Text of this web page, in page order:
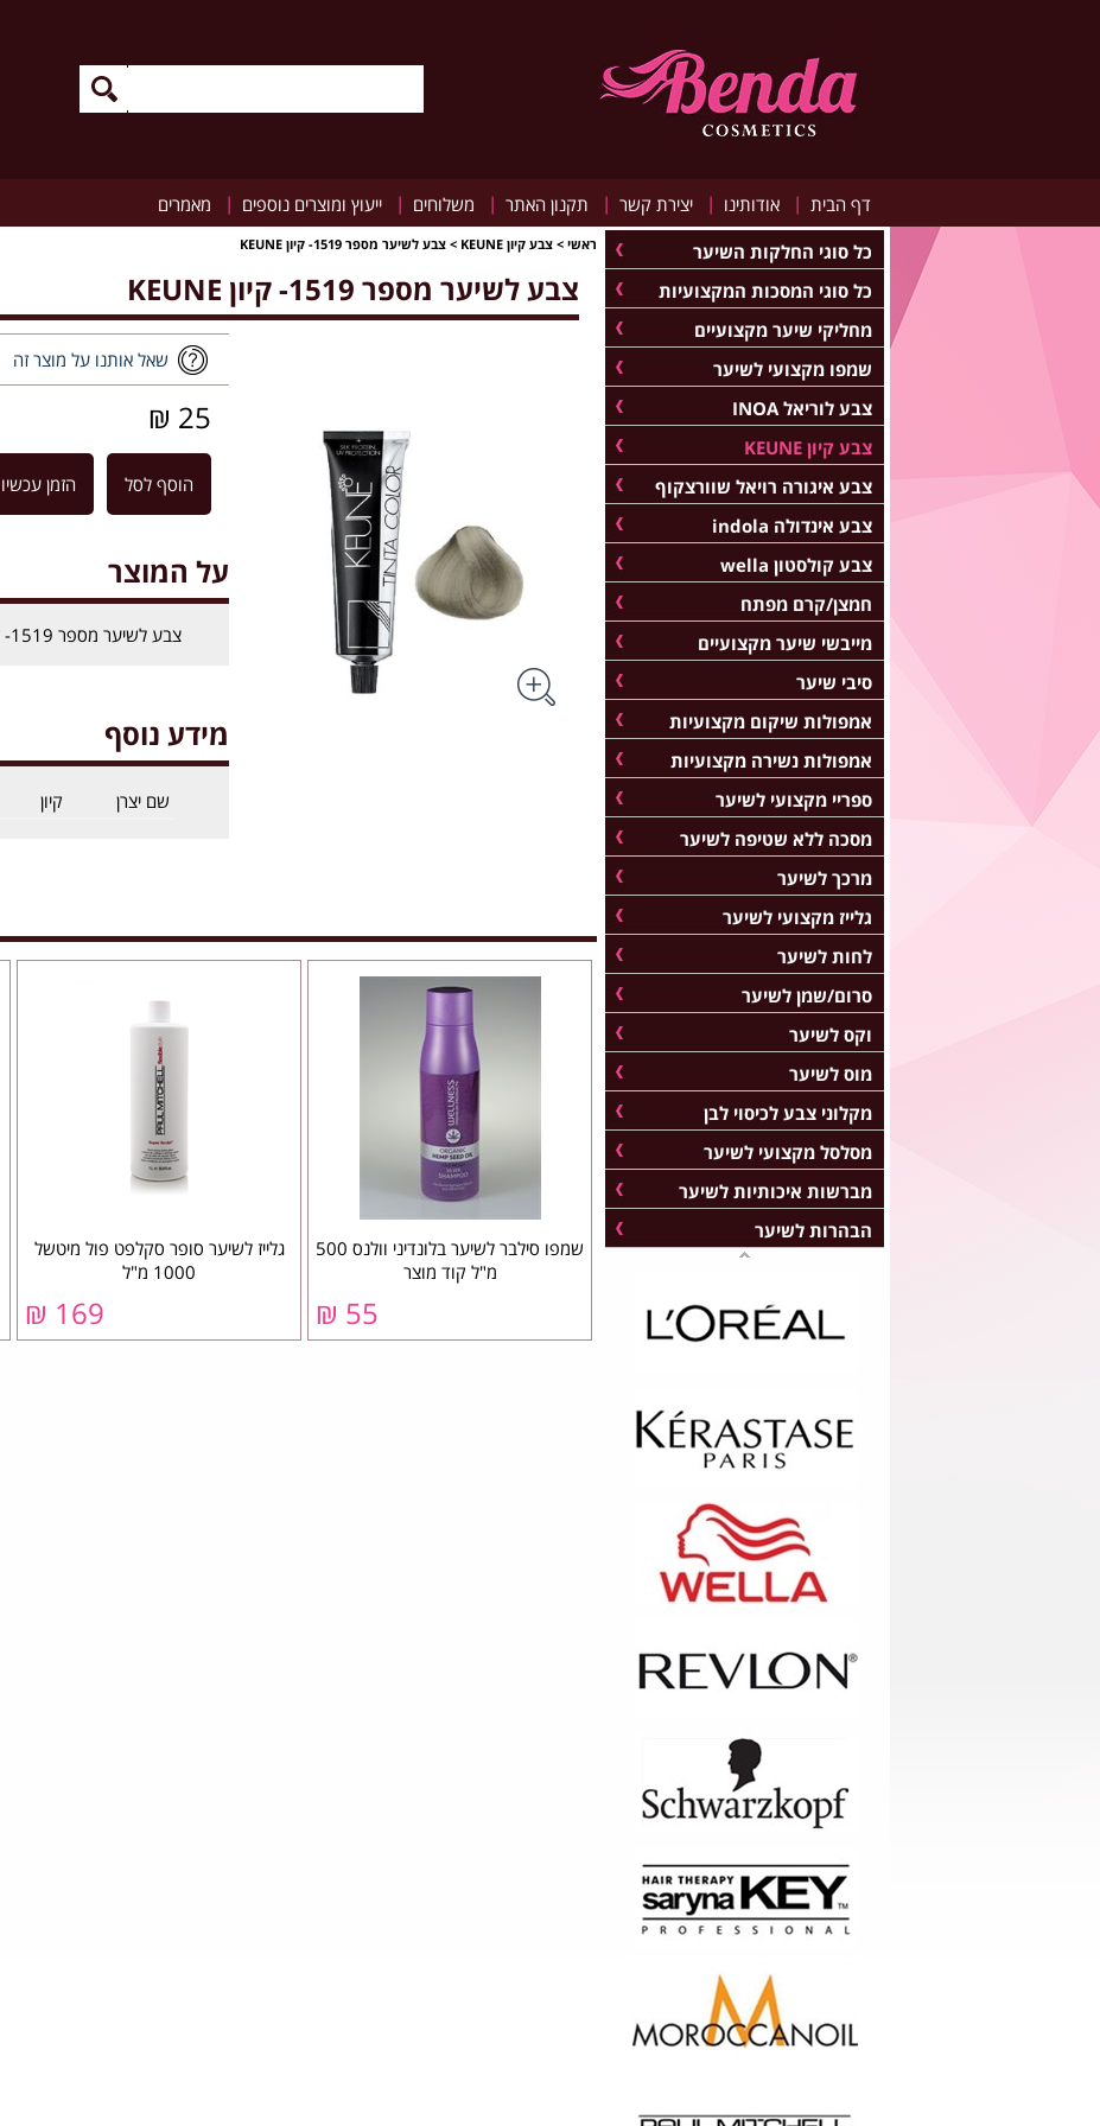
דף הבית | אודותינו | יצירת קשר | תקנון האתר | משלוחים | ייעוץ ומוצרים נוספים | מאמרים
ראשי > צבע קיון KEUNE > צבע לשיער מספר 1519- קיון KEUNE
צבע לשיער מספר 1519- קיון KEUNE
שאל אותנו על מוצר זה
25 ₪
הוסף לסל הזמן עכשיו
על המוצר
צבע לשיער מספר 1519- קיון KEUNE
מידע נוסף
שם יצרן קיון
שמפו סילבר לשיער בלונדיני וולנס 500
מ"ל קוד מוצר
55 ₪
גלייז לשיער סופר סקלפט פול מיטשל
1000 מ"ל
169 ₪
כל סוגי החלקות השיער
כל סוגי המסכות המקצועיות
מחליקי שיער מקצועיים
שמפו מקצועי לשיער
צבע לוריאל INOA
צבע קיון KEUNE
צבע איגורה רויאל שוורצקוף
צבע אינדולה indola
צבע קולסטון wella
חמצן/קרם מפתח
מייבשי שיער מקצועיים
סיבי שיער
אמפולות שיקום מקצועיות
אמפולות נשירה מקצועיות
ספריי מקצועי לשיער
מסכה ללא שטיפה לשיער
מרכך לשיער
גלייז מקצועי לשיער
לחות לשיער
סרום/שמן לשיער
וקס לשיער
מוס לשיער
מקלוני צבע לכיסוי לבן
מסלסל מקצועי לשיער
מברשות איכותיות לשיער
הבהרות לשיער